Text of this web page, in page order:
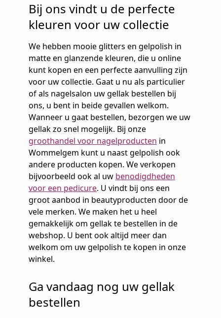
Bij ons vindt u de perfecte
kleuren voor uw collectie
We hebben mooie glitters en gelpolish in
matte en glanzende kleuren, die u online
kunt kopen en een perfecte aanvulling zijn
voor uw collectie. Gaat u nu als particulier
of als nagelsalon uw gellak bestellen bij
ons, u bent in beide gevallen welkom.
Wanneer u gaat bestellen, bezorgen we uw
gellak zo snel mogelijk. Bij onze
groothandel voor nagelproducten in
Wommelgem kunt u naast gelpolish ook
andere producten kopen. We verkopen
bijvoorbeeld ook al uw benodigdheden
voor een pedicure. U vindt bij ons een
groot aanbod in beautyproducten door de
vele merken. We maken het u heel
gemakkelijk om gellak te bestellen in de
webshop. U bent ook altijd meer dan
welkom om uw gelpolish te kopen in onze
winkel.
Ga vandaag nog uw gellak
bestellen